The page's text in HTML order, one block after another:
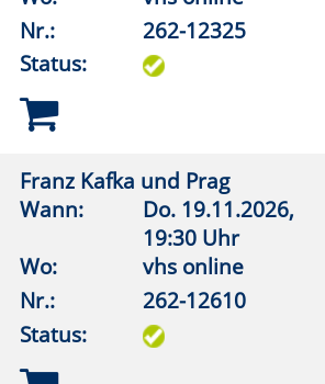
Wie einfach kann ein lebendes
10.11.2026,
Wo:
Status:
Die Bauern waren nicht überrascht.
Pandemische Geschichte auf dem
Wann:
Mi.09.12.2026,